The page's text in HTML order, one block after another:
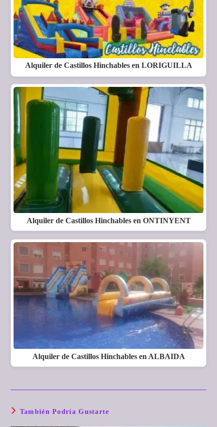
Alquiler de Castillos Hinchables en LORIGUILLA
Alquiler de Castillos Hinchables en ONTINYENT
Alquiler de Castillos Hinchables en ALBAIDA
También Podría Gustarte